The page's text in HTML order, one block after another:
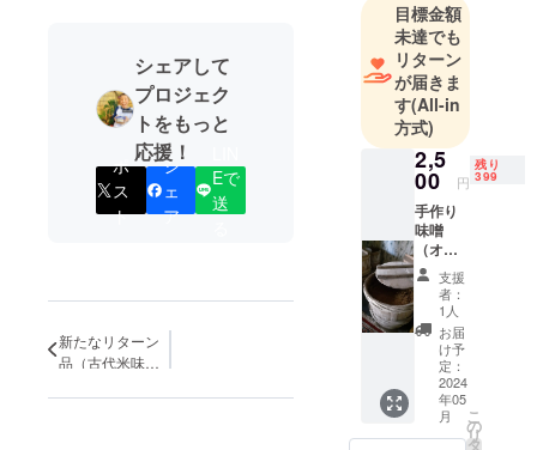
シェアして
プロジェク
トをもっと
応援！
ポ
ス
ト
シ
ェ
ア
Eで
送
新たなリターン
品（古代米味
目標金額
未達でも
リターン
が届きま
す(All-in
方式)
2,5
00 円
残り
399
手作り
味噌
（オカ
ラ） ＋
イチ子
先生感
謝の気
持ち
「ねぶ
り味
噌」の
試作品
ひとし
支援
者：
1人
お届
け予
定：
2024
年05
月
こ
の
リ
タ